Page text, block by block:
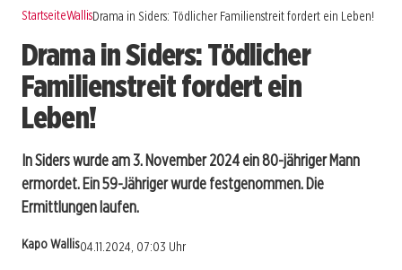
StartseiteWallisDrama in Siders: Tödlicher Familienstreit fordert ein Leben!
Drama in Siders: Tödlicher
Familienstreit fordert ein
Leben!
In Siders wurde am 3. November 2024 ein 80-jähriger Mann
ermordet. Ein 59-Jähriger wurde festgenommen. Die
Ermittlungen laufen.
Kapo Wallis04.11.2024, 07:03 Uhr